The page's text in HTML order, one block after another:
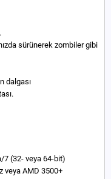
sürünerek zombiler gibi
dalgası
(32- veya 64-bit)
veya AMD 3500+